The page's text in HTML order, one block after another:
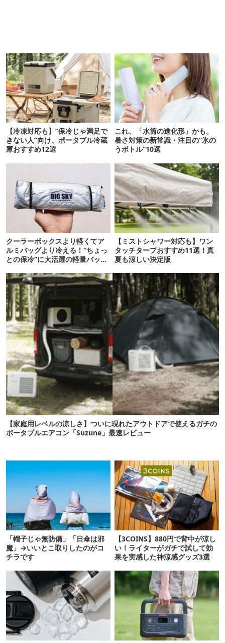
【冷凍対応も】“保冷じゃ満足で
きない人”向け、ポータブル冷蔵
庫おすすめ12選
これ、「水筒の進化形」かも。
暑さ対策の新常識・注目の“氷の
うボトル”10選
クーラーボックスより軽くてア
ルミバッグより冷える！“ちょっ
との保冷”に大活躍の軽量バッグ
【ミストシャワー対応も】ワン
タッチタープおすすめ11選！真
夏も涼しい決定版
【家庭用レベルの涼しさ】ついに現れたアウトドアで使えるガチの
ポータブルエアコン「Suzune」最速レビュー
「帽子じゃ無防備」「日傘は邪
魔」→いいとこ取りしたのがコ
チラです
【3COINS】880円で背中が涼し
い！ライターがガチで試して効
果を実感した神涼感グッズ3選